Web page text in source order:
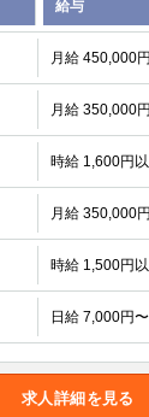
給与
月給 450,000
月給 350,000
時給 1,600円
月給 350,000
時給 1,500円
日給 7,000円
求人詳細を見る